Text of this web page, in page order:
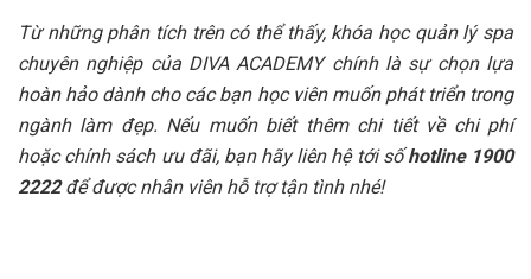
Từ những phân tích trên có thể thấy, khóa học quản lý spa
chuyên nghiệp của DIVA ACADEMY chính là sự chọn lựa
hoàn hảo dành cho các bạn học viên muốn phát triển trong
ngành làm đẹp. Nếu muốn biết thêm chi tiết về chi phí
hoặc chính sách ưu đãi, bạn hãy liên hệ tới sốhotline 1900
2222để được nhân viên hỗ trợ tận tình nhé!